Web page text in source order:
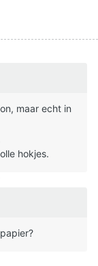
maar echt in
hokjes.